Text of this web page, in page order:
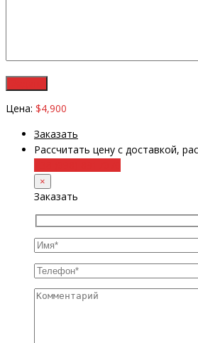
Цена: $4,900
Заказать
Рассчитать цену с доставкой,
×
Заказать